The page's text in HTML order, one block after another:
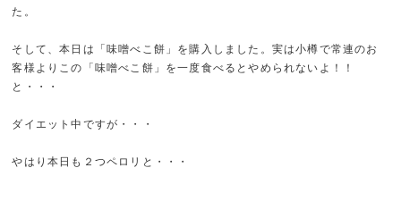
た。
そして、本日は「味噌べこ餅」を購入しました。実は小樽で常連のお
客様よりこの「味噌べこ餅」を一度食べるとやめられないよ！！
と・・・
ダイエット中ですが・・・
やはり本日も２つペロリと・・・